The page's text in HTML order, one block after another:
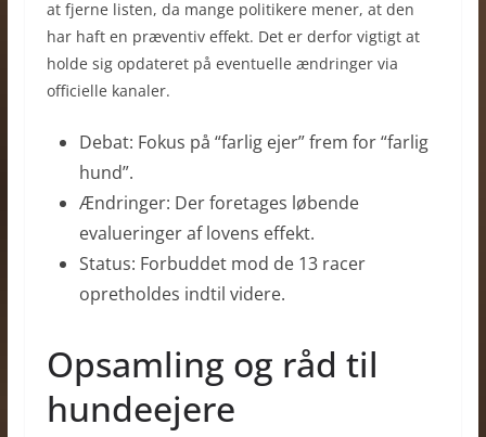
at fjerne listen, da mange politikere mener, at den
har haft en præventiv effekt. Det er derfor vigtigt at
holde sig opdateret på eventuelle ændringer via
officielle kanaler.
Debat: Fokus på “farlig ejer” frem for “farlig
hund”.
Ændringer: Der foretages løbende
evalueringer af lovens effekt.
Status: Forbuddet mod de 13 racer
opretholdes indtil videre.
Opsamling og råd til
hundeejere